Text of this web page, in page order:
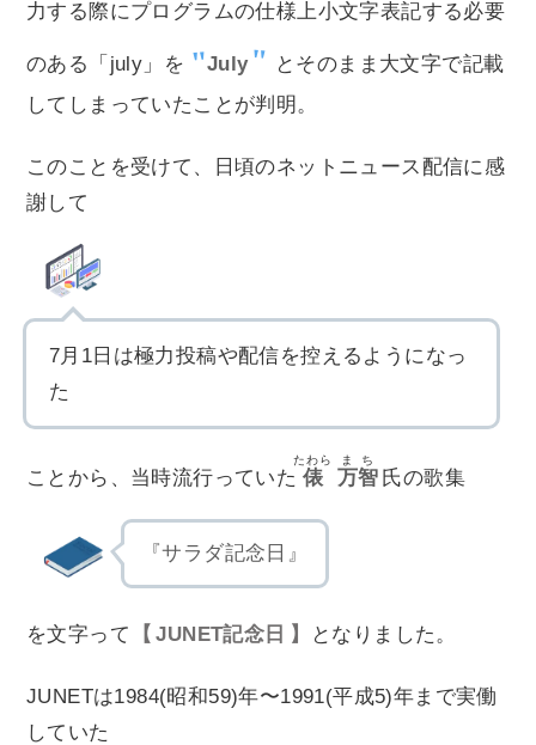
力する際にプログラムの仕様上小文字表記する必要
のある「july」を July
とそのまま大文字で記載
してしまっていたことが判明。
このことを受けて、日頃のネットニュース配信に感
謝して
7月1日は極力投稿や配信を控えるようになっ
た
ことから、当時流行っていた 俵
たわら
万智
まち
氏の歌集
『サラダ記念日』
を文字って JUNET記念日 となりました。
JUNETは1984(昭和59)年〜1991(平成5)年まで実働
していた